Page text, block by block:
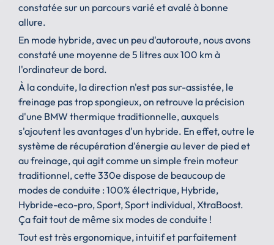
constatée sur un parcours varié et avalé à bonne
allure.
En mode hybride, avec un peu d'autoroute, nous avons
constaté une moyenne de 5 litres aux 100 km à
l'ordinateur de bord.
À la conduite, la direction n'est pas sur-assistée, le
freinage pas trop spongieux, on retrouve la précision
d'une BMW thermique traditionnelle, auxquels
s'ajoutent les avantages d'un hybride. En effet, outre le
système de récupération d'énergie au lever de pied et
au freinage, qui agit comme un simple frein moteur
traditionnel, cette 330e dispose de beaucoup de
modes de conduite : 100% électrique, Hybride,
Hybride-eco-pro, Sport, Sport individual, XtraBoost.
Ça fait tout de même six modes de conduite !
Tout est très ergonomique, intuitif et parfaitement